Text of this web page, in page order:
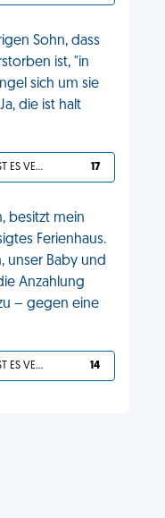
Sohn, dass
ist, "in
sich um sie
die ist halt
DU HAST ES VERDIENT 17
besitzt mein
Ferienhaus.
unser Baby und
Anzahlung
– gegen eine
DU HAST ES VERDIENT 14